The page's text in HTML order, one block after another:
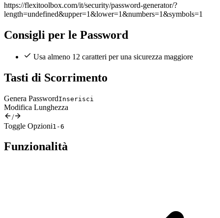
https://flexitoolbox.com/it/security/password-generator/?
length=undefined&upper=1&lower=1&numbers=1&symbols=1
Consigli per le Password
Usa almeno 12 caratteri per una sicurezza maggiore
Tasti di Scorrimento
Genera PasswordInserisci
Modifica Lunghezza
/
Toggle Opzioni1-6
Funzionalità